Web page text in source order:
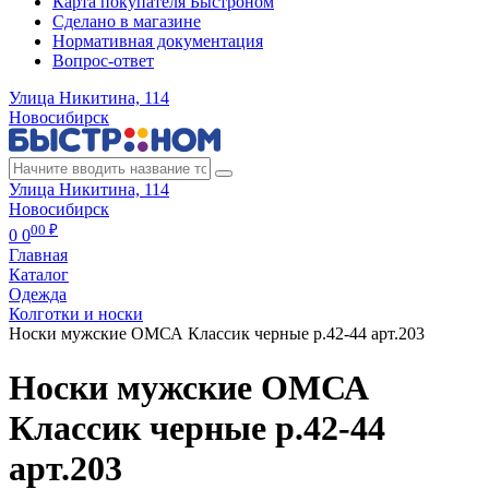
Сделано в магазине
Нормативная документация
Вопрос-ответ
Улица Никитина, 114
Новосибирск
Улица Никитина, 114
Новосибирск
0 000 ₽
Главная
Каталог
Одежда
Колготки и носки
Носки мужские ОМСА Классик черные р.42-44 арт.203
Носки мужские ОМСА
Классик черные р.42-44
арт.203